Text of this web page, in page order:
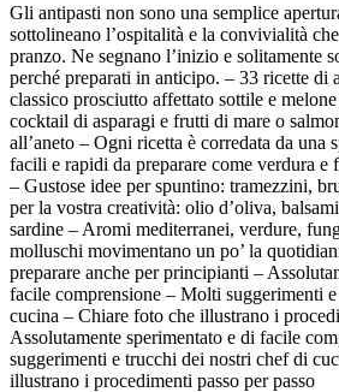
Gli antipasti non sono una semplice
sottolineano l’ospitalità e la convivialità
pranzo. Ne segnano l’inizio e solitamente
perché preparati in anticipo. – 33 ricette di
classico prosciutto affettato sottile e
cocktail di asparagi e frutti di mare o
all’aneto – Ogni ricetta è corredata da una
facili e rapidi da preparare come verdura e
– Gustose idee per spuntino: tramezzini,
per la vostra creatività: olio d’oliva,
sardine – Aromi mediterranei, verdure,
molluschi movimentano un po’ la
preparare anche per principianti –
facile comprensione – Molti suggerimenti
cucina – Chiare foto che illustrano i
Assolutamente sperimentato e di facile
suggerimenti e trucchi dei nostri chef di
illustrano i procedimenti passo per passo